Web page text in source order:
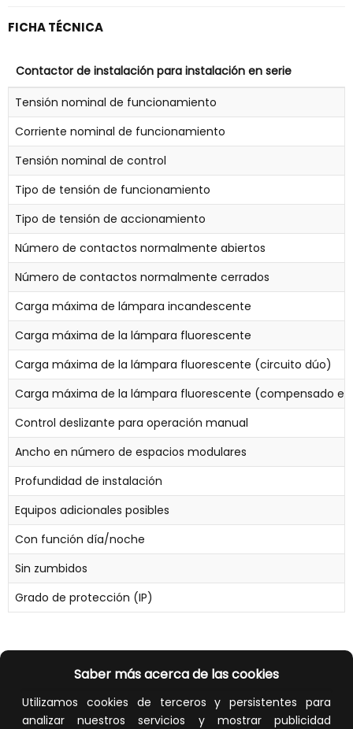
Saber más acerca de las cookies
Utilizamos cookies de terceros y persistentes para
analizar nuestros servicios y mostrar publicidad
FICHA TÉCNICA
Contactor de instalación para instalación en serie
Tensión nominal de funcionamiento
Corriente nominal de funcionamiento
Tensión nominal de control
Tipo de tensión de funcionamiento
Tipo de tensión de accionamiento
Número de contactos normalmente abiertos
Número de contactos normalmente cerrados
Carga máxima de lámpara incandescente
Carga máxima de la lámpara fluorescente
Carga máxima de la lámpara fluorescente (circuito dúo)
Carga máxima de la lámpara fluorescente (compensado
Control deslizante para operación manual
Ancho en número de espacios modulares
Profundidad de instalación
Equipos adicionales posibles
Con función día/noche
Sin zumbidos
Grado de protección (IP)